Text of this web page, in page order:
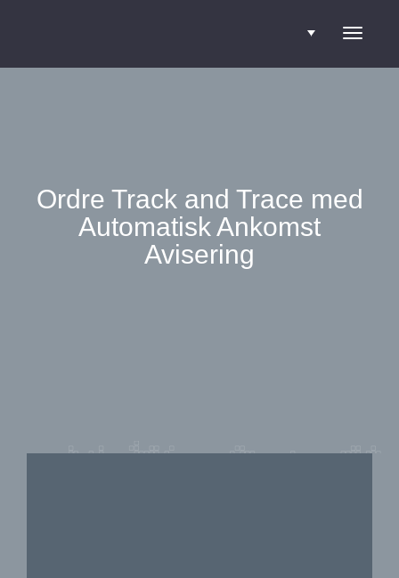
Ordre Track and Trace med
Automatisk Ankomst
Avisering